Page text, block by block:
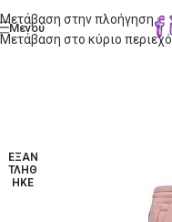
Μετάβαση στην πλοήγηση
Μετάβαση στο κύριο
Μενού
ΕΞΑΝ
ΤΛΉΘ
ΗΚΕ